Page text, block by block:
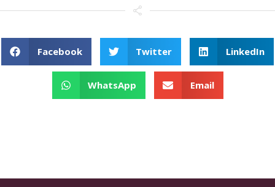
Facebook Twitter LinkedIn
WhatsApp Email